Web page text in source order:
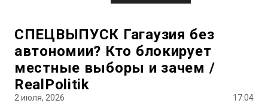
СПЕЦВЫПУСК Гагаузия без
автономии? Кто блокирует
местные выборы и зачем /
RealPolitik
2 июля, 2026 17:04